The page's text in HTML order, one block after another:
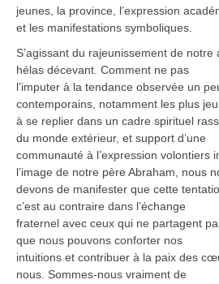
jeunes, la province, l’expression
et les manifestations symboliques.
S’agissant du rajeunissement de
hélas décevant. Comment ne pas
l’imputer à la tendance observée un
contemporains, notamment les plus
à se replier dans un cadre spirituel
du monde extérieur, et support d’une
communauté à l’expression volontiers
l’image de notre père Abraham, nous
devons de manifester que cette
c’est au contraire dans l’échange
fraternel avec ceux qui ne partagent
que nous pouvons conforter nos
intuitions et contribuer à la paix des
nous. Sommes-nous vraiment de